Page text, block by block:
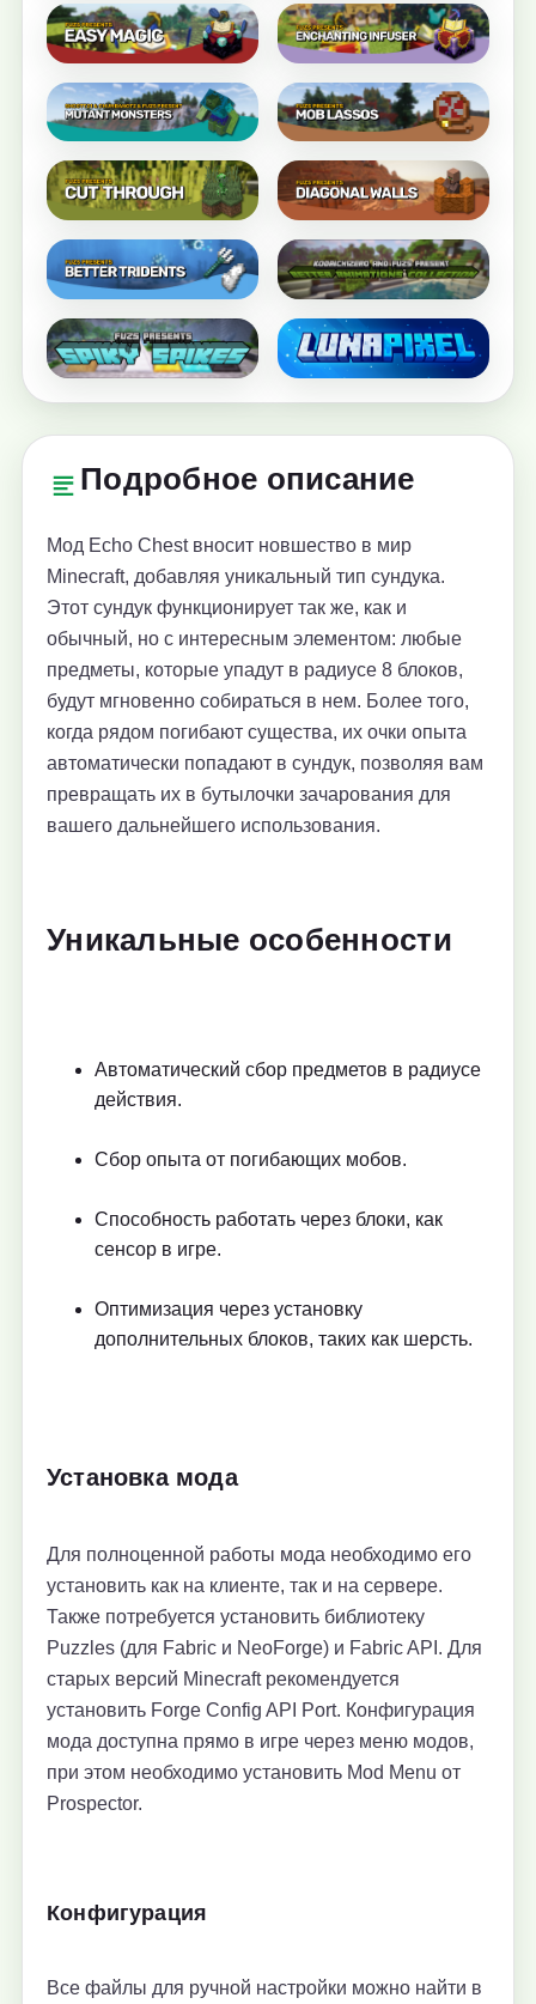
Подробное описание
Мод Echo Chest вносит новшество в мир
Minecraft, добавляя уникальный тип сундука.
Этот сундук функционирует так же, как и
обычный, но с интересным элементом: любые
предметы, которые упадут в радиусе 8 блоков,
будут мгновенно собираться в нем. Более того,
когда рядом погибают существа, их очки опыта
автоматически попадают в сундук, позволяя вам
превращать их в бутылочки зачарования для
вашего дальнейшего использования.
Уникальные особенности
Автоматический сбор предметов в радиусе
действия.
Сбор опыта от погибающих мобов.
Способность работать через блоки, как
сенсор в игре.
Оптимизация через установку
дополнительных блоков, таких как шерсть.
Установка мода
Для полноценной работы мода необходимо его
установить как на клиенте, так и на сервере.
Также потребуется установить библиотеку
Puzzles (для Fabric и NeoForge) и Fabric API. Для
старых версий Minecraft рекомендуется
установить Forge Config API Port. Конфигурация
мода доступна прямо в игре через меню модов,
при этом необходимо установить Mod Menu от
Prospector.
Конфигурация
Все файлы для ручной настройки можно найти в